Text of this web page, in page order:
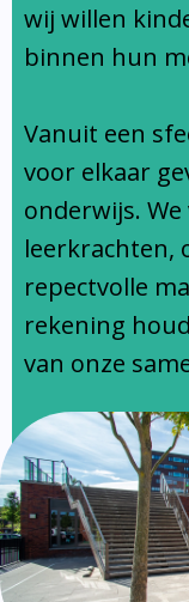
wij willen
binnen hun
Vanuit een
voor elkaar
onderwijs.
leerkrachten,
repectvolle
rekening
van onze